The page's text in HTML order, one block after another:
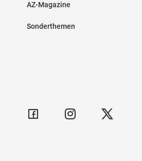
AZ-Magazine
Sonderthemen